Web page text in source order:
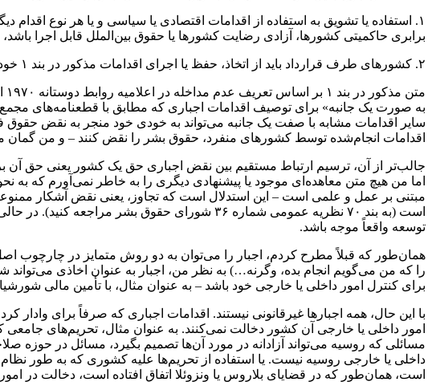
۱. استفاده یا تشویق به استفاده از اقدامات اقتصادی یا سیاسی و یا هر نوع
برابری حاکمیتی کشورها، آزادی رضایت کشورها یا حقوق بین‌الملل قابل اجرا
۲. کشورهای طرف قرارداد باید از اتخاذ، حفظ یا اجرای اقدامات مذکور در بند ۱ خودداری کنند.
به صورت یک جانبه» برای توصیف اقدامات اجباری که مطابق با قطعنامه‌های
سایر اقدامات مشابه با صفت یک جانبه می‌تواند به خودی خود منجر به نقض
اقدامات انجام‌شده توسط کشورهای منفرد، حقوق بشر را نقض کنند – و من گمان
جالب‌تر از آن، ترسیم ارتباط مستقیم بین نقض اجباری حق یک کشور یعنی حق آن
اما من هیچ متن معاهده‌ای موجود یا پیشنهادی دیگری را به خاطر نمی‌آورم که
است (به بند ۷۰ نظریه عمومی شماره ۳۶ شورای
توسعه واقعاً موجه باشد.
همان‌طور که قبلاً مطرح کردم، اجبار را می‌توان به دو روش متمایز در چارچوب
را که من می‌گویم انجام بده، وگرنه…) به نظر من، اجبار به عنوان اخاذی
برای کنترل امور داخلی یا خارجی خود باشد – به عنوان مثال، با تأمین مالی
با این حال، همه اجبارها غیرقانونی نیستند. اقدامات اجباری که صرفاً برای
امور داخلی یا خارجی آن کشور دخالت نمی‌کنند. به عنوان مثال، تحریم‌های جامعی
مسائلی که روسیه می‌تواند آزادانه در مورد آن‌ها تصمیم بگیرد، مسائل در حوزه
داخلی یا خارجی روسیه نیست. یا استفاده از تحریم‌ها علیه کشوری که به طور
است، همان‌طور که در قضایای بلاروس یا ونزوئلا اتفاق افتاده است، دخالت در